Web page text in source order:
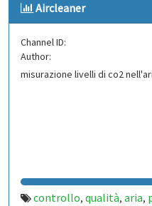
Aircleaner
Channel ID:
Author:
misurazione livelli di co2
controllo, qualità, aria,